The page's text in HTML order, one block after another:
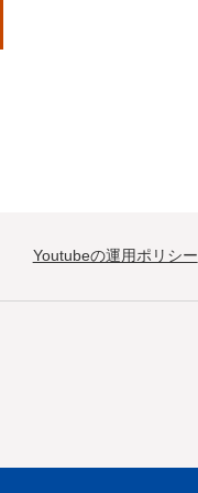
Youtubeの運用ポリシー